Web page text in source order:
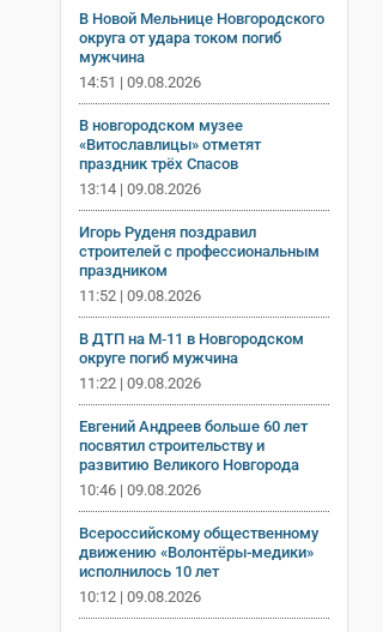
В Новой Мельнице Новгородского
округа от удара током погиб
мужчина
14:51 | 09.08.2026
В новгородском музее
«Витославлицы» отметят
праздник трёх Спасов
13:14 | 09.08.2026
Игорь Руденя поздравил
строителей с профессиональным
праздником
11:52 | 09.08.2026
В ДТП на М‑11 в Новгородском
округе погиб мужчина
11:22 | 09.08.2026
Евгений Андреев больше 60 лет
посвятил строительству и
развитию Великого Новгорода
10:46 | 09.08.2026
Всероссийскому общественному
движению «Волонтёры-медики»
исполнилось 10 лет
10:12 | 09.08.2026